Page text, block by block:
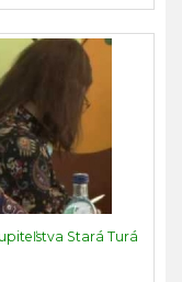
Stará Turá